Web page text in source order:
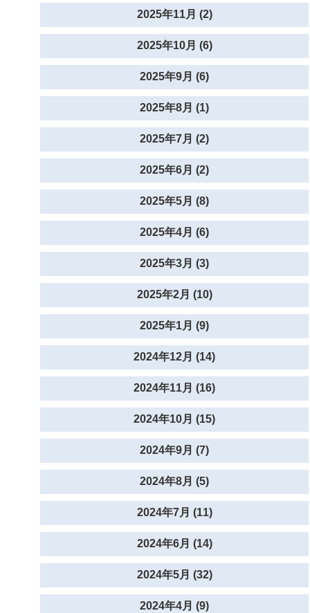
2025年11月 (2)
2025年10月 (6)
2025年9月 (6)
2025年8月 (1)
2025年7月 (2)
2025年6月 (2)
2025年5月 (8)
2025年4月 (6)
2025年3月 (3)
2025年2月 (10)
2025年1月 (9)
2024年12月 (14)
2024年11月 (16)
2024年10月 (15)
2024年9月 (7)
2024年8月 (5)
2024年7月 (11)
2024年6月 (14)
2024年5月 (32)
2024年4月 (9)